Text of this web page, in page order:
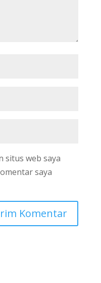
situs web saya
saya